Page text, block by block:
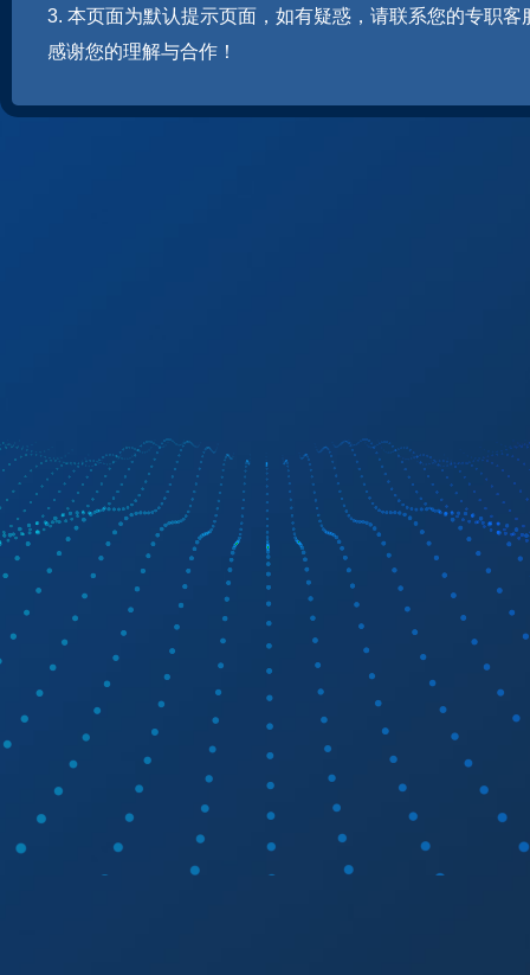
3. 本页面为默认提示页面，如有疑惑，请联系您的专职客
感谢您的理解与合作！